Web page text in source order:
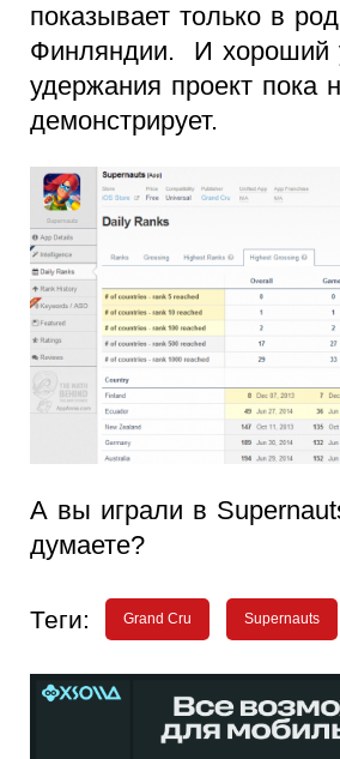
показывает только в
Финляндии. И хороший
удержания проект пока
демонстрирует.
А вы играли в
думаете?
Теги: Grand Cru Supernauts